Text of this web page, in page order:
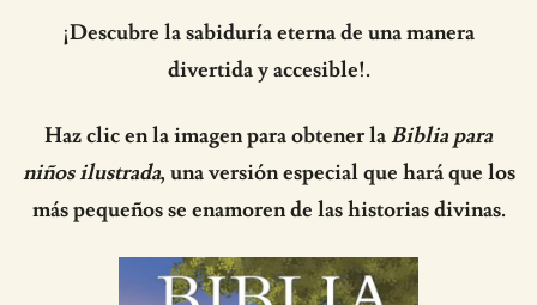
¡Descubre la sabiduría eterna de una manera
divertida y accesible!.
Haz clic en la imagen para obtener laBiblia para
niños ilustrada, una versión especial que hará que los
más pequeños se enamoren de las historias divinas.